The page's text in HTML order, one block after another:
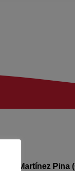
Ana Martínez